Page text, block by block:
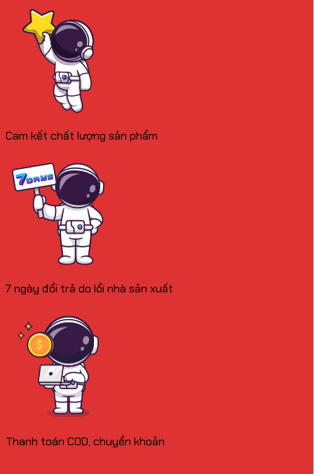
Cam kết chất lượng sản phẩm
7 ngày đổi trả do lổi nhà sản xuất
Thanh toán COD, chuyển khoản